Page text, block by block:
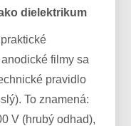
dielektrikum
anodické filmy sa
pravidlo
To znamená:
V (hrubý odhad),